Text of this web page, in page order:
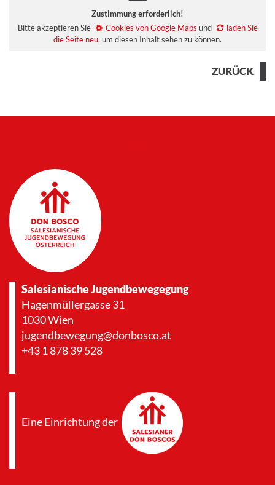
Zustimmung erforderlich!
Bitte akzeptieren Sie
Cookies von Google Maps und
laden Sie
die Seite neu, um diesen Inhalt sehen zu können.
ZURÜCK
Salesianische Jugendbewegegung
Hagenmüllergasse 31
1030 Wien
jugendbewegung@donbosco.at
+43 1 878 39 528
Eine Einrichtung der